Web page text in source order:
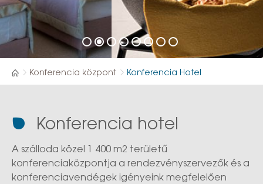
Konferencia központ Konferencia Hotel
Konferencia hotel
A szálloda közel 1 400 m2 területű
konferenciaközpontja a rendezvényszervezők és a
konferenciavendégek igényeink megfelelően